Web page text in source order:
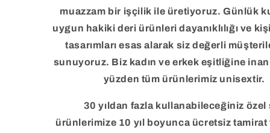
muazzam bir işçilik ile üretiyoruz. Günlük
uygun hakiki deri ürünleri dayanıklılığı ve
tasarımları esas alarak siz değerli
sunuyoruz. Biz kadın ve erkek eşitliğine
yüzden tüm ürünlerimiz unisextir.
30 yıldan fazla kullanabileceğiniz özel
ürünlerimize 10 yıl boyunca ücretsiz tamirat